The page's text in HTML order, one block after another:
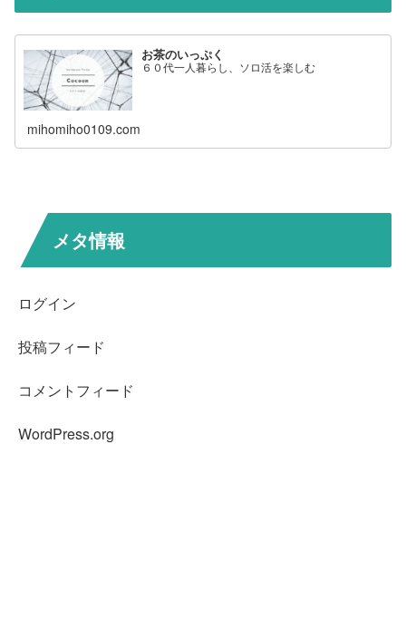
お茶のいっぷく
６０代一人暮らし、ソロ活を楽しむ
mihomiho0109.com
メタ情報
ログイン
投稿フィード
コメントフィード
WordPress.org